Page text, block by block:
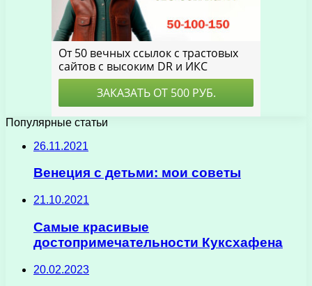
Популярные статьи
26.11.2021
Венеция с детьми: мои советы
21.10.2021
Самые красивые
достопримечательности Куксхафена
20.02.2023